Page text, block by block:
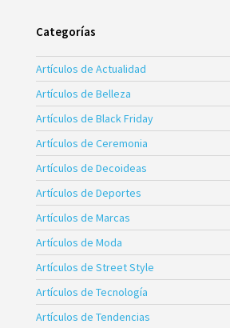
Categorías
Artículos de Actualidad
Artículos de Belleza
Artículos de Black Friday
Artículos de Ceremonia
Artículos de Decoideas
Artículos de Deportes
Artículos de Marcas
Artículos de Moda
Artículos de Street Style
Artículos de Tecnología
Artículos de Tendencias